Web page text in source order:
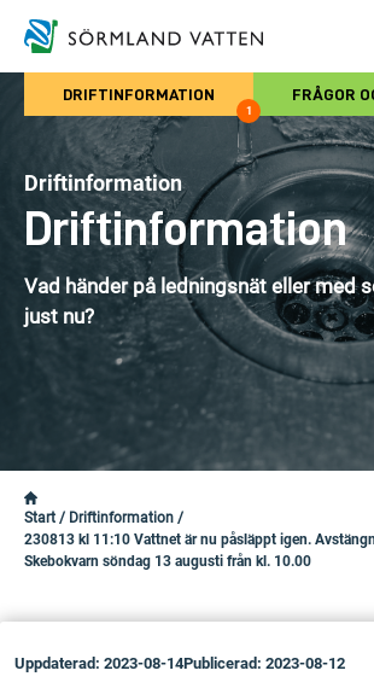
Hoppa till
DRIFTINFORMATION
1
FRÅGOR
Driftinformation
Driftinformation
Vad händer på ledningsnät eller med
just nu?
Start / Driftinformation /
230813 kl 11:10 Vattnet är nu påsläppt igen.
Skebokvarn söndag 13 augusti från kl. 10.00
Uppdaterad: 2023-08-14Publicerad: 2023-08-12